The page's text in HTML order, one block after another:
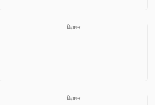
विज्ञापन
विज्ञापन